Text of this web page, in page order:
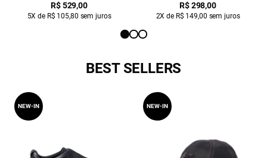
R$ 529,00
5X de R$ 105,80 sem juros
R$ 298,00
2X de R$ 149,00 sem juros
BEST SELLERS
NEW-IN NEW-IN